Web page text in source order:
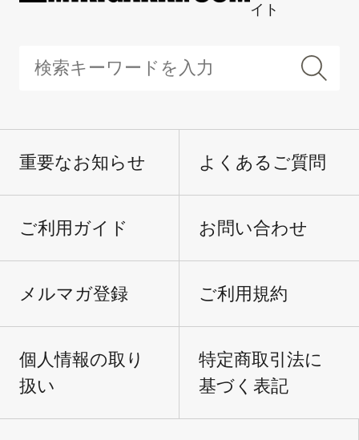
イト
重要なお知らせ よくあるご質問
ご利用ガイド お問い合わせ
メルマガ登録 ご利用規約
個人情報の取り
扱い
特定商取引法に
基づく表記